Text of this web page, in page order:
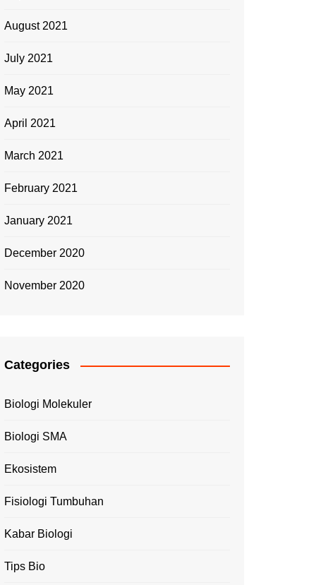
August 2021
July 2021
May 2021
April 2021
March 2021
February 2021
January 2021
December 2020
November 2020
Categories
Biologi Molekuler
Biologi SMA
Ekosistem
Fisiologi Tumbuhan
Kabar Biologi
Tips Bio